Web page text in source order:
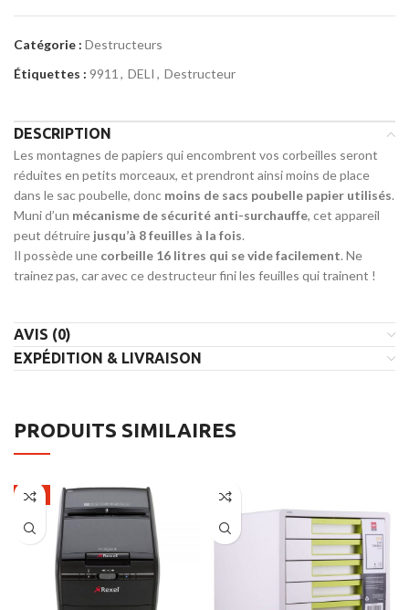
Catégorie : Destructeurs
Étiquettes : 9911 , DELI , Destructeur
DESCRIPTION
Les montagnes de papiers qui encombrent vos corbeilles seront
réduites en petits morceaux, et prendront ainsi moins de place
dans le sac poubelle, donc moins de sacs poubelle papier utilisés.
Muni d’un mécanisme de sécurité anti-surchauffe, cet appareil
peut détruire jusqu’à 8 feuilles à la fois.
Il possède une corbeille 16 litres qui se vide facilement. Ne
trainez pas, car avec ce destructeur fini les feuilles qui trainent !
AVIS (0)
EXPÉDITION & LIVRAISON
PRODUITS SIMILAIRES
-7%